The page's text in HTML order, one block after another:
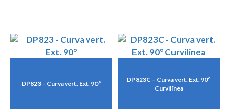
DP823 – Curva vert. Ext. 90°
DP823C – Curva vert. Ext. 90°
Curvilínea